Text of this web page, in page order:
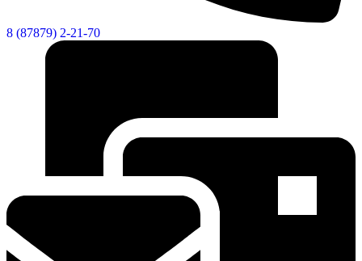
8 (87879) 2-21-70